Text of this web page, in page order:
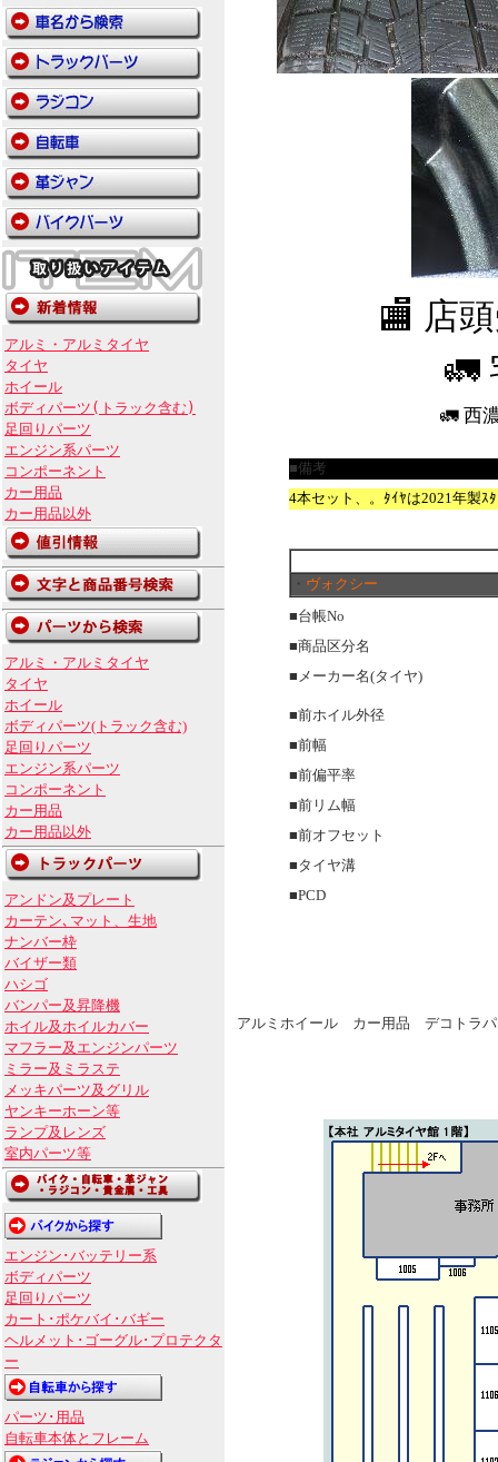
アルミ・アルミタイヤ
タイヤ
ホイール
ボディパーツ(トラック含む)
足回りパーツ
エンジン系パーツ
コンポーネント
カー用品
カー用品以外
アルミ・アルミタイヤ
タイヤ
ホイール
ボディパーツ(トラック含む)
足回りパーツ
エンジン系パーツ
コンポーネント
カー用品
カー用品以外
アンドン及プレート
カーテン､マット、生地
ナンバー枠
バイザー類
ハシゴ
バンパー及昇降機
ホイル及ホイルカバー
マフラー及エンジンパーツ
ミラー及ミラステ
メッキパーツ及グリル
ヤンキーホーン等
ランプ及レンズ
室内パーツ等
エンジン･バッテリー系
ボディパーツ
足回りパーツ
カート･ポケバイ･バギー
ヘルメット･ゴーグル･プロテクタ
ー
パーツ･用品
自転車本体とフレーム
🏬 店
🚛
🚛 西
■備考
4本セット、。ﾀｲﾔは2021年製ｽ
・ ヴォクシー
■台帳No
■商品区分名
■メーカー名(タイヤ)
■前ホイル外径
■前幅
■前偏平率
■前リム幅
■前オフセット
■タイヤ溝
■PCD
アルミホイール カー用品 デコトラ